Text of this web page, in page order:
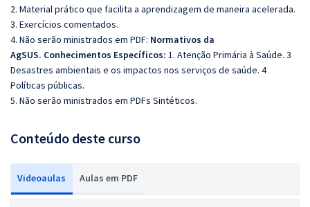
2. Material prático que facilita a aprendizagem de maneira acelerada.
3. Exercícios comentados.
4. Não serão ministrados em PDF: Normativos da
AgSUS. Conhecimentos Específicos: 1. Atenção Primária à Saúde. 3
Desastres ambientais e os impactos nos serviços de saúde. 4
Políticas públicas.
5. Não serão ministrados em PDFs Sintéticos.
Conteúdo deste curso
Videoaulas Aulas em PDF